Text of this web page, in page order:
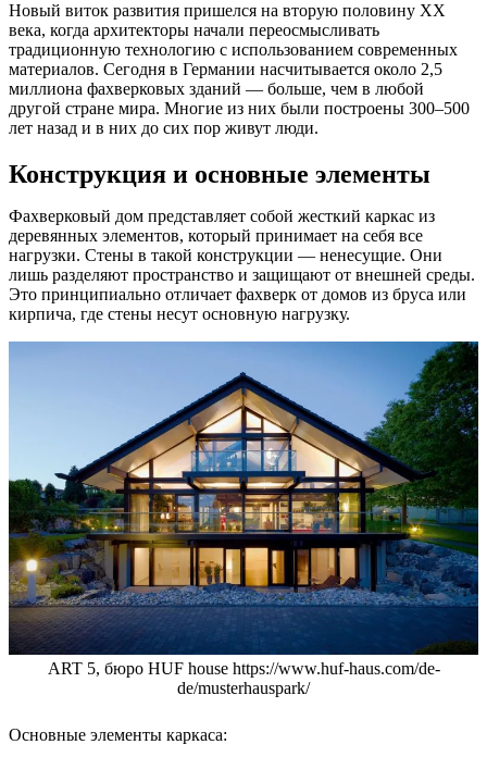
Новый виток развития пришелся на вторую половину XX
века, когда архитекторы начали переосмысливать
традиционную технологию с использованием современных
материалов. Сегодня в Германии насчитывается около 2,5
миллиона фахверковых зданий — больше, чем в любой
другой стране мира. Многие из них были построены 300–500
лет назад и в них до сих пор живут люди.
Конструкция и основные элементы
Фахверковый дом представляет собой жесткий каркас из
деревянных элементов, который принимает на себя все
нагрузки. Стены в такой конструкции — ненесущие. Они
лишь разделяют пространство и защищают от внешней среды.
Это принципиально отличает фахверк от домов из бруса или
кирпича, где стены несут основную нагрузку.
ART 5, бюро HUF house https://www.huf-haus.com/de-
de/musterhauspark/
Основные элементы каркаса: